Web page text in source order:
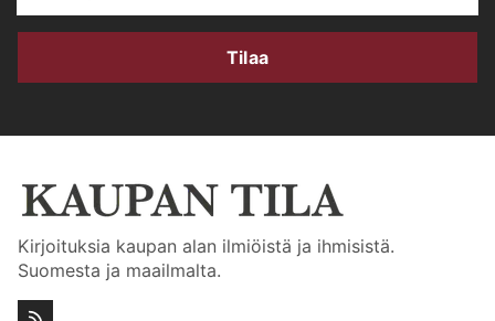
Tilaa
Kirjoituksia kaupan alan ilmiöistä ja ihmisistä.
Suomesta ja maailmalta.